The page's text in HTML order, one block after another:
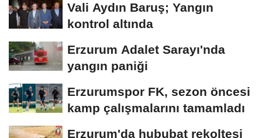
Vali Aydın Baruş; Yangın
kontrol altında
Erzurum Adalet Sarayı'nda
yangın paniği
Erzurumspor FK, sezon öncesi
kamp çalışmalarını tamamladı
Erzurum'da hububat rekoltesi